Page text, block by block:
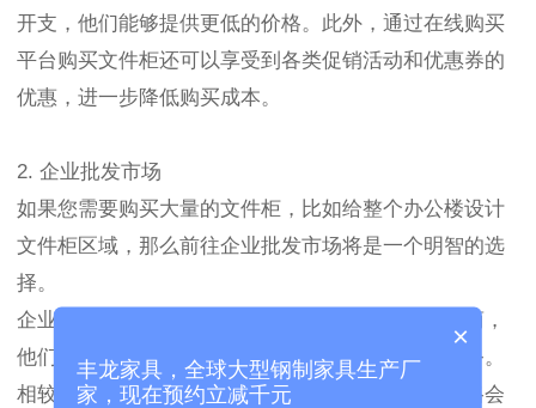
开支，他们能够提供更低的价格。此外，通过在线购买
平台购买文件柜还可以享受到各类促销活动和优惠券的
优惠，进一步降低购买成本。
2. 企业批发市场
如果您需要购买大量的文件柜，比如给整个办公楼设计
文件柜区域，那么前往企业批发市场将是一个明智的选
择。
企业批发市场通常会聚集大量的家具制造商和批发商，
他们会为大批量购买者提供优惠的价格和定制化服务。
相较于零售价，通过企业批发市场购买文件柜的价格会
×
丰龙家具，全球大型钢制家具生产厂
家，现在预约立减千元